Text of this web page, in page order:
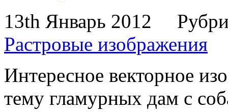
13th Январь 2012
Растровые изображения
Интересное векторное
тему гламурных дам с